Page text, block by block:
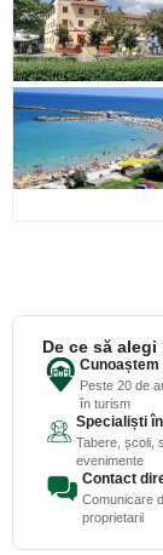
De ce să alegi
Peste 20 de
în turism
Specialiști
Tabere, școli,
evenimente
Contact
Comunicare
proprietarii